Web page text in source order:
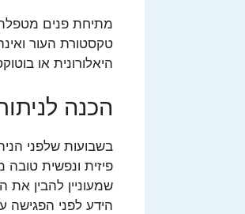
מתיחת פנים
טקסטורת העור
היאלורונית או
הכנה
בשבועות שלפני
פיזית ונפשית טובה
שמעוניין להבין
הידע לפני הפגישה